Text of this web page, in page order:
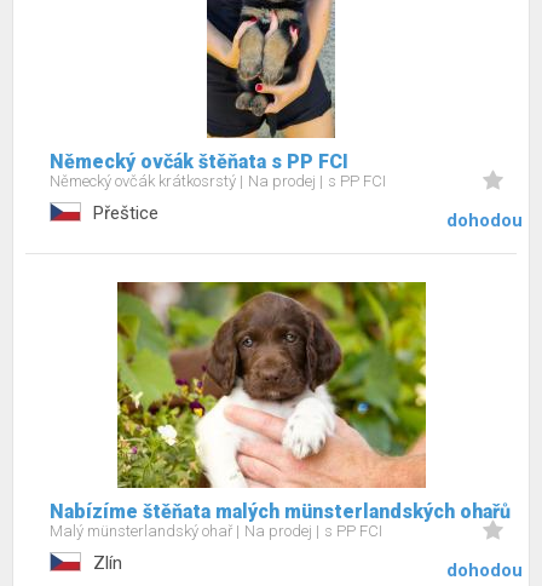
Německý ovčák štěňata s PP FCI
Německý ovčák krátkosrstý Na prodej s PP FCI
Přeštice dohodou
Nabízíme štěňata malých münsterlandských ohařů
Malý münsterlandský ohař Na prodej s PP FCI
Zlín dohodou